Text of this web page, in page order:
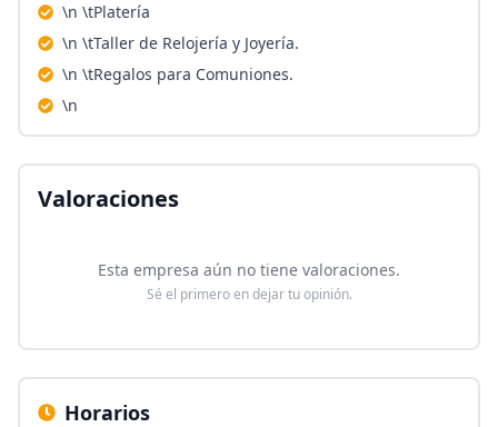
\n \tPlatería
\n \tTaller de Relojería y Joyería.
\n \tRegalos para Comuniones.
\n
Valoraciones
Esta empresa aún no tiene valoraciones.
Sé el primero en dejar tu opinión.
Horarios